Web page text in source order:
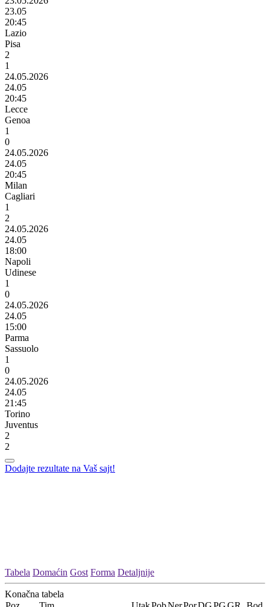
23.05
20:45
Lazio
Pisa
2
1
24.05.2026
24.05
20:45
Lecce
Genoa
1
0
24.05.2026
24.05
20:45
Milan
Cagliari
1
2
24.05.2026
24.05
18:00
Napoli
Udinese
1
0
24.05.2026
24.05
15:00
Parma
Sassuolo
1
0
24.05.2026
24.05
21:45
Torino
Juventus
2
2
Dodajte rezultate na Vaš sajt!
Tabela Domaćin Gost Forma Detaljnije
Konačna tabela